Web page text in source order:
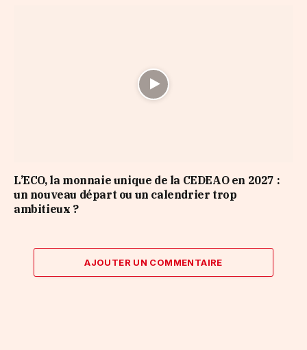
L’ECO, la monnaie unique de la CEDEAO en 2027 :
un nouveau départ ou un calendrier trop
ambitieux ?
AJOUTER UN COMMENTAIRE